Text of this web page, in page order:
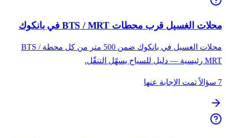
محلات الغسيل قرب محطات BTS / MRT في بانكوك
محلات الغسيل في بانكوك ضمن 500 متر من كل محطة BTS /
MRT رئيسية — دليل للسياح يسهّل التنقّل.
7 سؤالاً تمت الإجابة عنها